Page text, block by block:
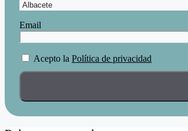
Email
Acepto la Política de privacidad